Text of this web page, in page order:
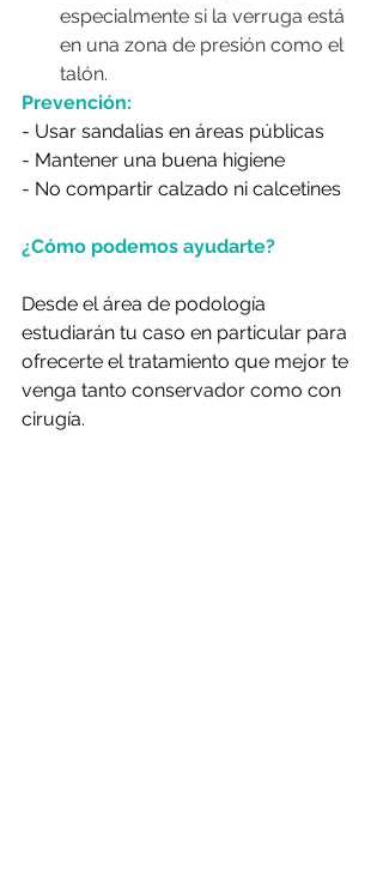
especialmente si la verruga está
en una zona de presión como el
talón.
Prevención:
- Usar sandalias en áreas públicas
- Mantener una buena higiene
- No compartir calzado ni calcetines
¿Cómo podemos ayudarte?
Desde el área de podología
estudiarán tu caso en particular para
ofrecerte el tratamiento que mejor te
venga tanto conservador como con
cirugía.